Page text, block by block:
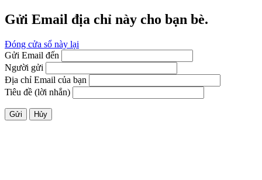
Gửi Email địa chỉ này cho bạn bè.
Đóng cửa sổ này lại
Gửi Email đến
Người gửi
Địa chỉ Email của bạn
Tiêu đề (lời nhắn)
Gửi Hủy